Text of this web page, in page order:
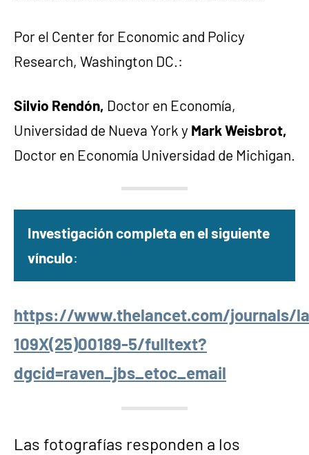
Por el Center for Economic and Policy
Research, Washington DC.:
Silvio Rendón, Doctor en Economía,
Universidad de Nueva York y Mark Weisbrot,
Doctor en Economía Universidad de Michigan.
Investigación completa en el siguiente
vínculo:
https://www.thelancet.com/journals/
109X(25)00189-5/fulltext?
dgcid=raven_jbs_etoc_email
Las fotografías responden a los